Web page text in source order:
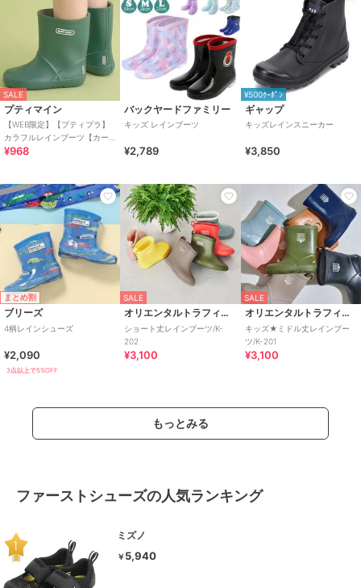
SALE
プティマイン
【WEB限定】【プティプラ】
カラフルレインブーツ【カー
キ】
¥968
バックヤードファミリー
キッズ レインブーツ
¥2,789
¥500ｸｰﾎﾟﾝ
ギャップ
キッズレインスニーカー
¥3,850
まとめ割
ブリーズ
4柄レインシューズ
¥2,090
3点以上で5%OFF
SALE
オリエンタルトラフィック
ショート丈レインブーツ/K-
202
¥3,100
SALE
オリエンタルトラフィック
キッズ★ミドル丈レインブー
ツ/K-201
¥3,100
もっとみる
ファーストシューズの人気ランキング
ミズノ
￥ 5,940